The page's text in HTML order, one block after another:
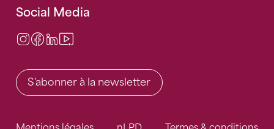
Social Media
Instagram
Facebook
LinkedIn
S'abonner à la newsletter